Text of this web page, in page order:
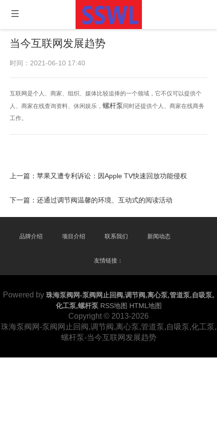
当今互联网发展趋势
时间：2021-06-10 17:40
互联网是个人、商家、组织、媒体比较追捧的一个领域，它不仅可以提供个
人、商家在线查询资料、休闲娱乐， 螺杆泵 同时还提供个人、商家在线商务
工作。
上一篇： 苹果又遭专利诉讼：因Apple TV快速回放功能侵权
下一篇： 还通过调节阀温馨的环境、互动式的阅读活动
品牌介绍 项目介绍 联系我们 新闻动态
友情链接：
Powered by 珠海泵阀网-泵阀网止回阀,调节阀,离心泵,管道泵,自吸泵,
化工泵,螺杆泵 RSS地图 HTML地图
Copyright © 2013-2026
珠海泵阀网-泵阀网止回阀,调节阀,离心泵,管道泵,自吸泵,化工泵,
螺杆泵-当今互联网发展趋势